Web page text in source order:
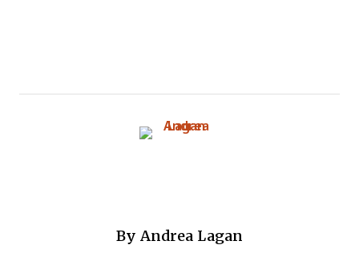
By Andrea Lagan